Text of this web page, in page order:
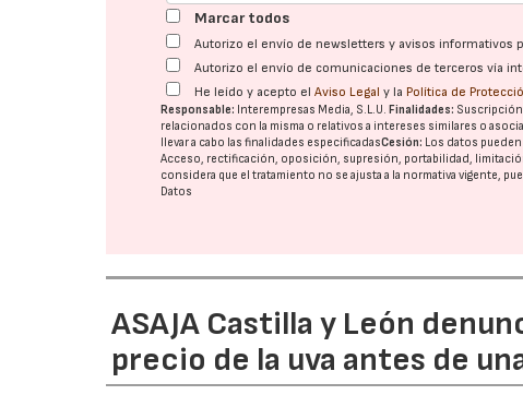
Marcar todos
Autorizo el envío de newsletters y avisos informativos
Autorizo el envío de comunicaciones de terceros vía
He leído y acepto elAviso Legal y la Política de
Responsable: Interempresas Media, S.L.U.Finalidades: Suscripción
relacionados con la misma o relativos a intereses similares o
llevar a cabo las finalidades especificadasCesión: Los datos
Acceso, rectificación, oposición, supresión, portabilidad,
considera que el tratamiento no se ajusta a la normativa vigente,
Datos
ASAJA Castilla y León
precio de la uva antes de